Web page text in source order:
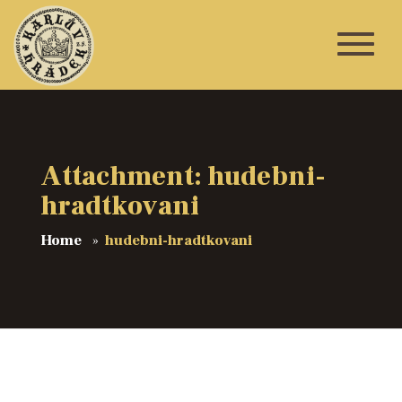
Attachment: hudebni-
hradtkovani
Home hudebni-hradtkovani